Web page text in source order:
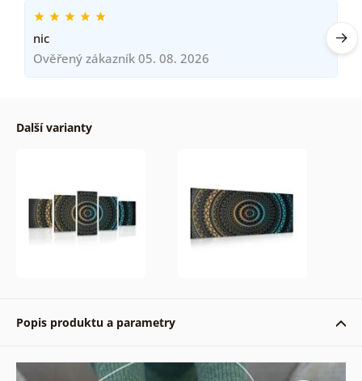
nic
Ověřený zákazník 05. 08. 2026
Další varianty
Popis produktu a parametry